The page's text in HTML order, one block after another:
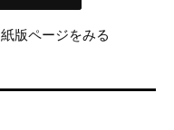
紙版ページをみる